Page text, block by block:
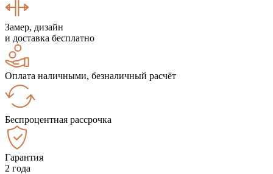
Замер, дизайн
и доставка бесплатно
Оплата наличными, безналичный расчёт
Беспроцентная рассрочка
Гарантия
2 года